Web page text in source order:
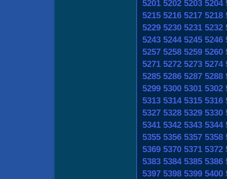
5201 5202 5203 5204
5215 5216 5217 5218
5229 5230 5231 5232
5243 5244 5245 5246
5257 5258 5259 5260
5271 5272 5273 5274
5285 5286 5287 5288
5299 5300 5301 5302
5313 5314 5315 5316
5327 5328 5329 5330
5341 5342 5343 5344
5355 5356 5357 5358
5369 5370 5371 5372
5383 5384 5385 5386
5397 5398 5399 5400